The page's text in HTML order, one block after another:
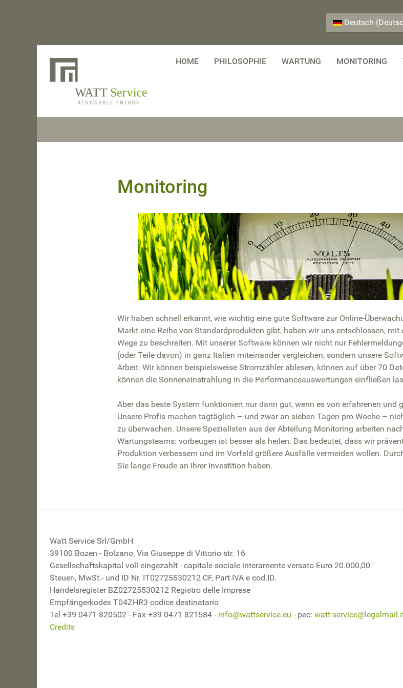
Select your language
Deutsch
HOME PHILOSOPHIE WARTUNG MONITORING
Monitoring
Wir haben schnell erkannt, wie wichtig eine gute Software zur Online-
Markt eine Reihe von Standardprodukten gibt, haben wir uns entschlossen,
Wege zu beschreiten. Mit unserer Software können wir nicht nur
(oder Teile davon) in ganz Italien miteinander vergleichen, sondern unsere
Arbeit. Wir können beispielsweise Stromzähler ablesen, können auf über 70
können die Sonneneinstrahlung in die Performanceauswertungen einfließen
Aber das beste System funktioniert nur dann gut, wenn es von erfahrenen und
Unsere Profis machen tagtäglich – und zwar an sieben Tagen pro Woche –
zu überwachen. Unsere Spezialisten aus der Abteilung Monitoring arbeiten
Wartungsteams: vorbeugen ist besser als heilen. Das bedeutet, dass wir
Produktion verbessern und im Vorfeld größere Ausfälle vermeiden wollen.
Sie lange Freude an Ihrer Investition haben.
Watt Service Srl/GmbH
39100 Bozen - Bolzano, Via Giuseppe di Vittorio str. 16
Gesellschaftskapital voll eingezahlt - capitale sociale interamente versato Euro 20.000,00
Steuer-, MwSt.- und ID Nr. IT02725530212 CF, Part.IVA e cod.ID.
Handelsregister BZ02725530212 Registro delle Imprese
Empfängerkodex T04ZHR3 codice destinatario
Tel +39 0471 820502 - Fax +39 0471 821584 - info@wattservice.eu - pec: watt-
Credits